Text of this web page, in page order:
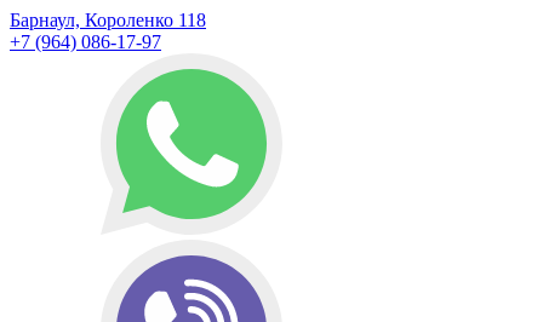
Барнаул, Короленко 118
+7 (964) 086-17-97